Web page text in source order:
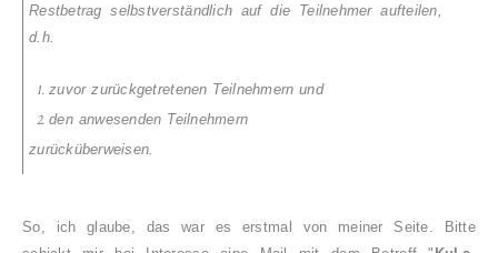
Restbetrag selbstverständlich auf die Teilnehmer aufteilen,
d.h.
zuvor zurückgetretenen Teilnehmern und
den anwesenden Teilnehmern
zurücküberweisen.
So, ich glaube, das war es erstmal von meiner Seite. Bitte